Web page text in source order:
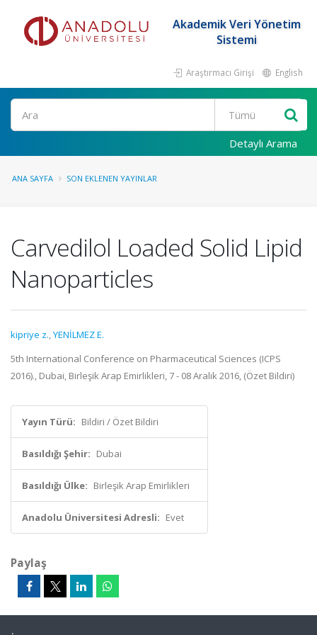
Akademik Veri Yönetim
Sistemi
Araştırmacı Girişi English
Ara
Detaylı Arama
ANA SAYFA SON EKLENEN YAYINLAR
Carvedilol Loaded Solid Lipid
Nanoparticles
kipriye z.,YENİLMEZ E.
5th International Conference on Pharmaceutical Sciences (ICPS
2016)., Dubai, Birleşik Arap Emirlikleri, 7 - 08 Aralık 2016, (Özet Bildiri)
Yayın Türü: Bildiri / Özet Bildiri
Basıldığı Şehir: Dubai
Basıldığı Ülke: Birleşik Arap Emirlikleri
Anadolu Üniversitesi Adresli: Evet
Paylaş